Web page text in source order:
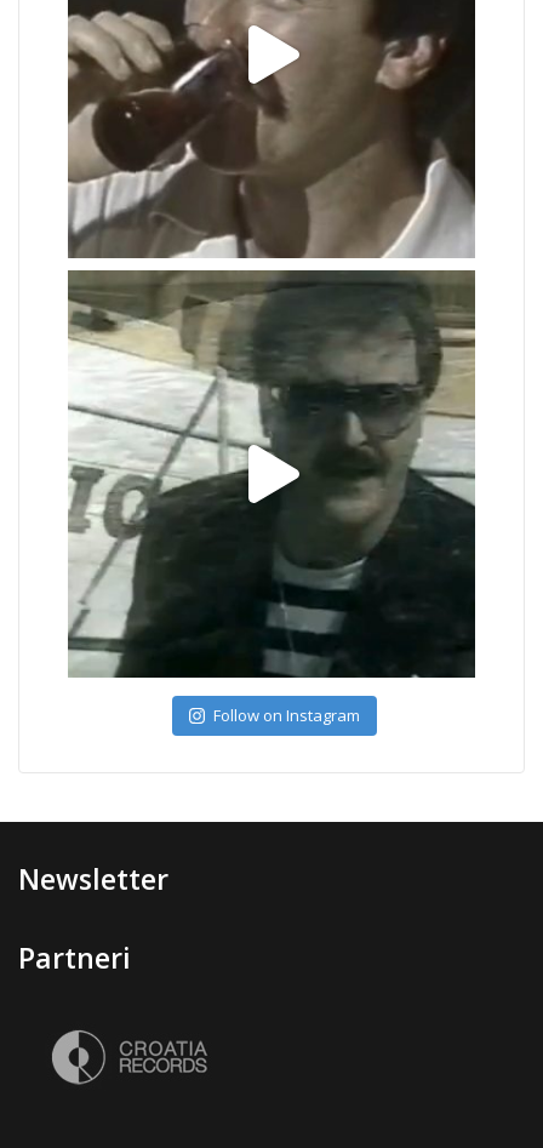
Follow on Instagram
Newsletter
Partneri